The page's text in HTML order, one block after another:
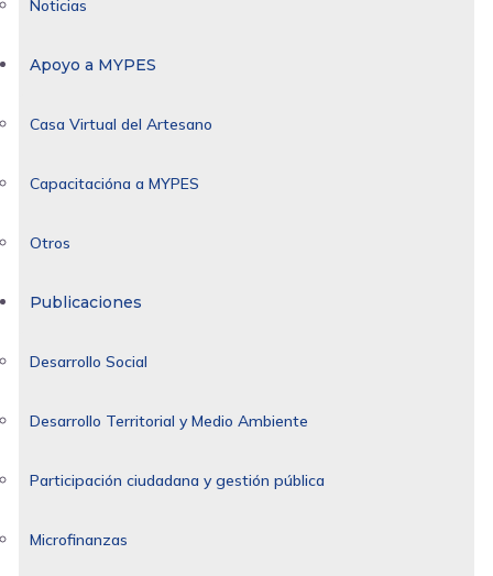
Noticias
Apoyo a MYPES
Casa Virtual del Artesano
Capacitacióna a MYPES
Otros
Publicaciones
Desarrollo Social
Desarrollo Territorial y Medio Ambiente
Participación ciudadana y gestión pública
Microfinanzas